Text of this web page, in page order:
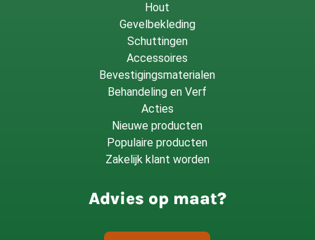
Hout
Gevelbekleding
Schuttingen
Accessoires
Bevestigingsmaterialen
Behandeling en Verf
Acties
Nieuwe producten
Populaire producten
Zakelijk klant worden
Advies op maat?